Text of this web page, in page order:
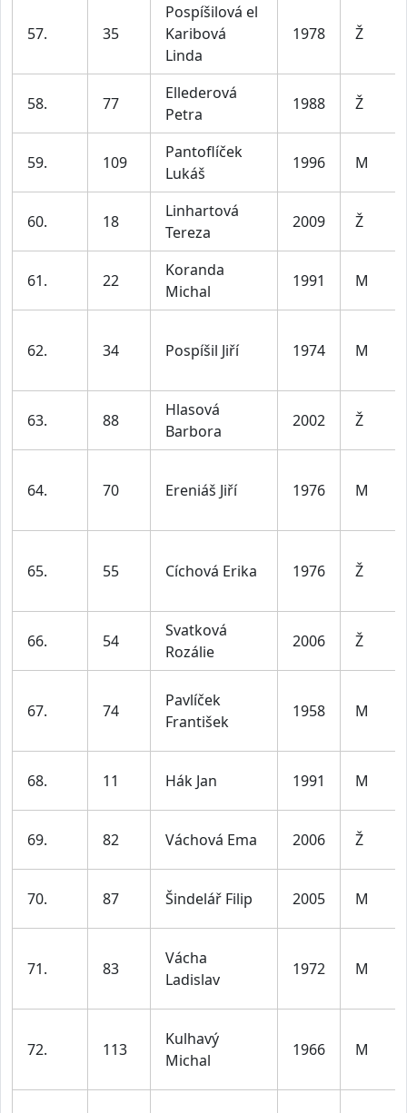
57. 35
Pospíšilová el
Karibová
Linda
1978 Ž
58. 77
Ellederová
Petra
1988 Ž
59. 109
Pantoflíček
Lukáš
1996 M
60. 18
Linhartová
Tereza
2009 Ž
61. 22
Koranda
Michal
1991 M
62. 34 Pospíšil Jiří 1974 M
63. 88
Hlasová
Barbora
2002 Ž
64. 70 Ereniáš Jiří 1976 M
65. 55 Cíchová Erika 1976 Ž
66. 54
Svatková
Rozálie
2006 Ž
67. 74
Pavlíček
František
1958 M
68. 11 Hák Jan 1991 M
69. 82 Váchová Ema 2006 Ž
70. 87 Šindelář Filip 2005 M
71. 83
Vácha
Ladislav
1972 M
72. 113
Kulhavý
Michal
1966 M